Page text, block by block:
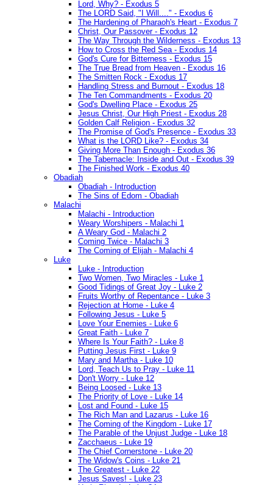
Lord, Why? - Exodus 5
The LORD Said, "I Will...." - Exodus 6
The Hardening of Pharaoh's Heart - Exodus 7
Christ, Our Passover - Exodus 12
The Way Through the Wilderness - Exodus 13
How to Cross the Red Sea - Exodus 14
God's Cure for Bitterness - Exodus 15
The True Bread from Heaven - Exodus 16
The Smitten Rock - Exodus 17
Handling Stress and Burnout - Exodus 18
The Ten Commandments - Exodus 20
God's Dwelling Place - Exodus 25
Jesus Christ, Our High Priest - Exodus 28
Golden Calf Religion - Exodus 32
The Promise of God's Presence - Exodus 33
What is the LORD Like? - Exodus 34
Giving More Than Enough - Exodus 36
The Tabernacle: Inside and Out - Exodus 39
The Finished Work - Exodus 40
Obadiah
Obadiah - Introduction
The Sins of Edom - Obadiah
Malachi
Malachi - Introduction
Weary Worshipers - Malachi 1
A Weary God - Malachi 2
Coming Twice - Malachi 3
The Coming of Elijah - Malachi 4
Luke
Luke - Introduction
Two Women, Two Miracles - Luke 1
Good Tidings of Great Joy - Luke 2
Fruits Worthy of Repentance - Luke 3
Rejection at Home - Luke 4
Following Jesus - Luke 5
Love Your Enemies - Luke 6
Great Faith - Luke 7
Where Is Your Faith? - Luke 8
Putting Jesus First - Luke 9
Mary and Martha - Luke 10
Lord, Teach Us to Pray - Luke 11
Don't Worry - Luke 12
Being Loosed - Luke 13
The Priority of Love - Luke 14
Lost and Found - Luke 15
The Rich Man and Lazarus - Luke 16
The Coming of the Kingdom - Luke 17
The Parable of the Unjust Judge - Luke 18
Zacchaeus - Luke 19
The Chief Cornerstone - Luke 20
The Widow's Coins - Luke 21
The Greatest - Luke 22
Jesus Saves! - Luke 23